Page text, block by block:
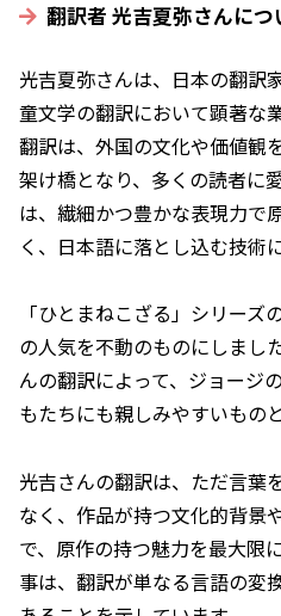
翻訳者 光吉夏弥さんにつ
光吉夏弥さんは、日本の翻訳
童文学の翻訳において顕著な
翻訳は、外国の文化や価値観
架け橋となり、多くの読者に
は、繊細かつ豊かな表現力で
く、日本語に落とし込む技術
「ひとまねこざる」シリー
の人気を不動のものにしまし
んの翻訳によって、ジョージ
もたちにも親しみやすいもの
光吉さんの翻訳は、ただ言葉
なく、作品が持つ文化的背景
で、原作の持つ魅力を最大限
事は、翻訳が単なる言語の変